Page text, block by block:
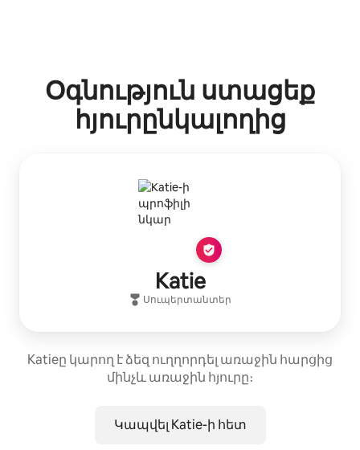
Օգնություն ստացեք
հյուրընկալողից
Katie
Սուպերտանտեր
Katieը կարող է ձեզ ուղղորդել առաջին հարցից
մինչև առաջին հյուրը։
Կապվել Katie-ի հետ